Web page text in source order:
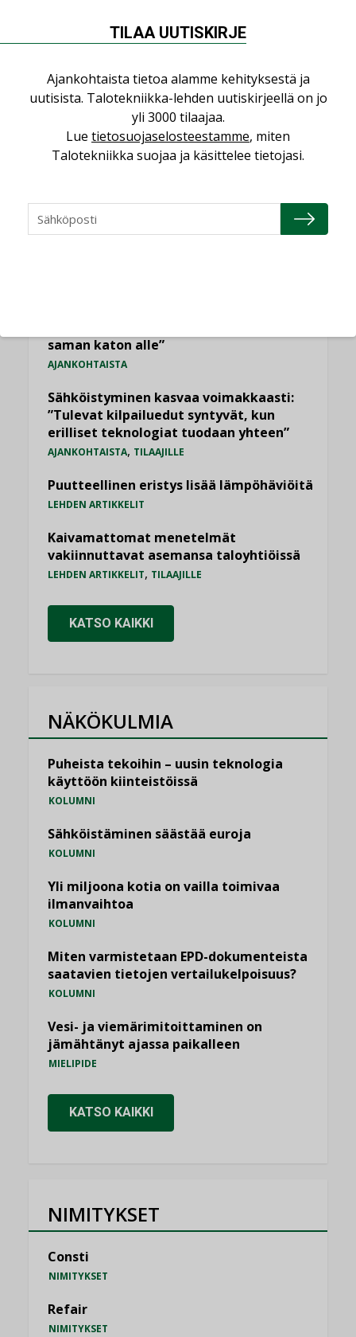
teknologiat tuodaan
LUETUIMMAT UUTISET
Viikko Kuukausi
Datakeskusurakointi on tekniikkalaji
saman katon alle”
AJANKOHTAISTA
Sähköistyminen kasvaa voimakkaasti:
”Tulevat kilpailuedut syntyvät, kun
erilliset teknologiat tuodaan yhteen”
AJANKOHTAISTA, TILAAJILLE
Puutteellinen eristys lisää lämpöhäviöitä
LEHDEN ARTIKKELIT
Kaivamattomat menetelmät
vakiinnuttavat asemansa taloyhtiöissä
LEHDEN ARTIKKELIT, TILAAJILLE
KATSO KAIKKI
NÄKÖKULMIA
Puheista tekoihin – uusin teknologia
käyttöön kiinteistöissä
KOLUMNI
Sähköistäminen säästää euroja
KOLUMNI
Yli miljoona kotia on vailla toimivaa
ilmanvaihtoa
KOLUMNI
Miten varmistetaan EPD-dokumenteista
saatavien tietojen vertailukelpoisuus?
KOLUMNI
Vesi- ja viemärimitoittaminen on
jämähtänyt ajassa paikalleen
MIELIPIDE
KATSO KAIKKI
NIMITYKSET
Consti
NIMITYKSET
Refair
NIMITYKSET
TILAA UUTISKIRJE
Ajankohtaista tietoa alamme kehityksestä ja
uutisista. Talotekniikka-lehden uutiskirjeellä on jo
yli 3000 tilaajaa.
Lue tietosuojaselosteestamme, miten
Talotekniikka suojaa ja käsittelee tietojasi.